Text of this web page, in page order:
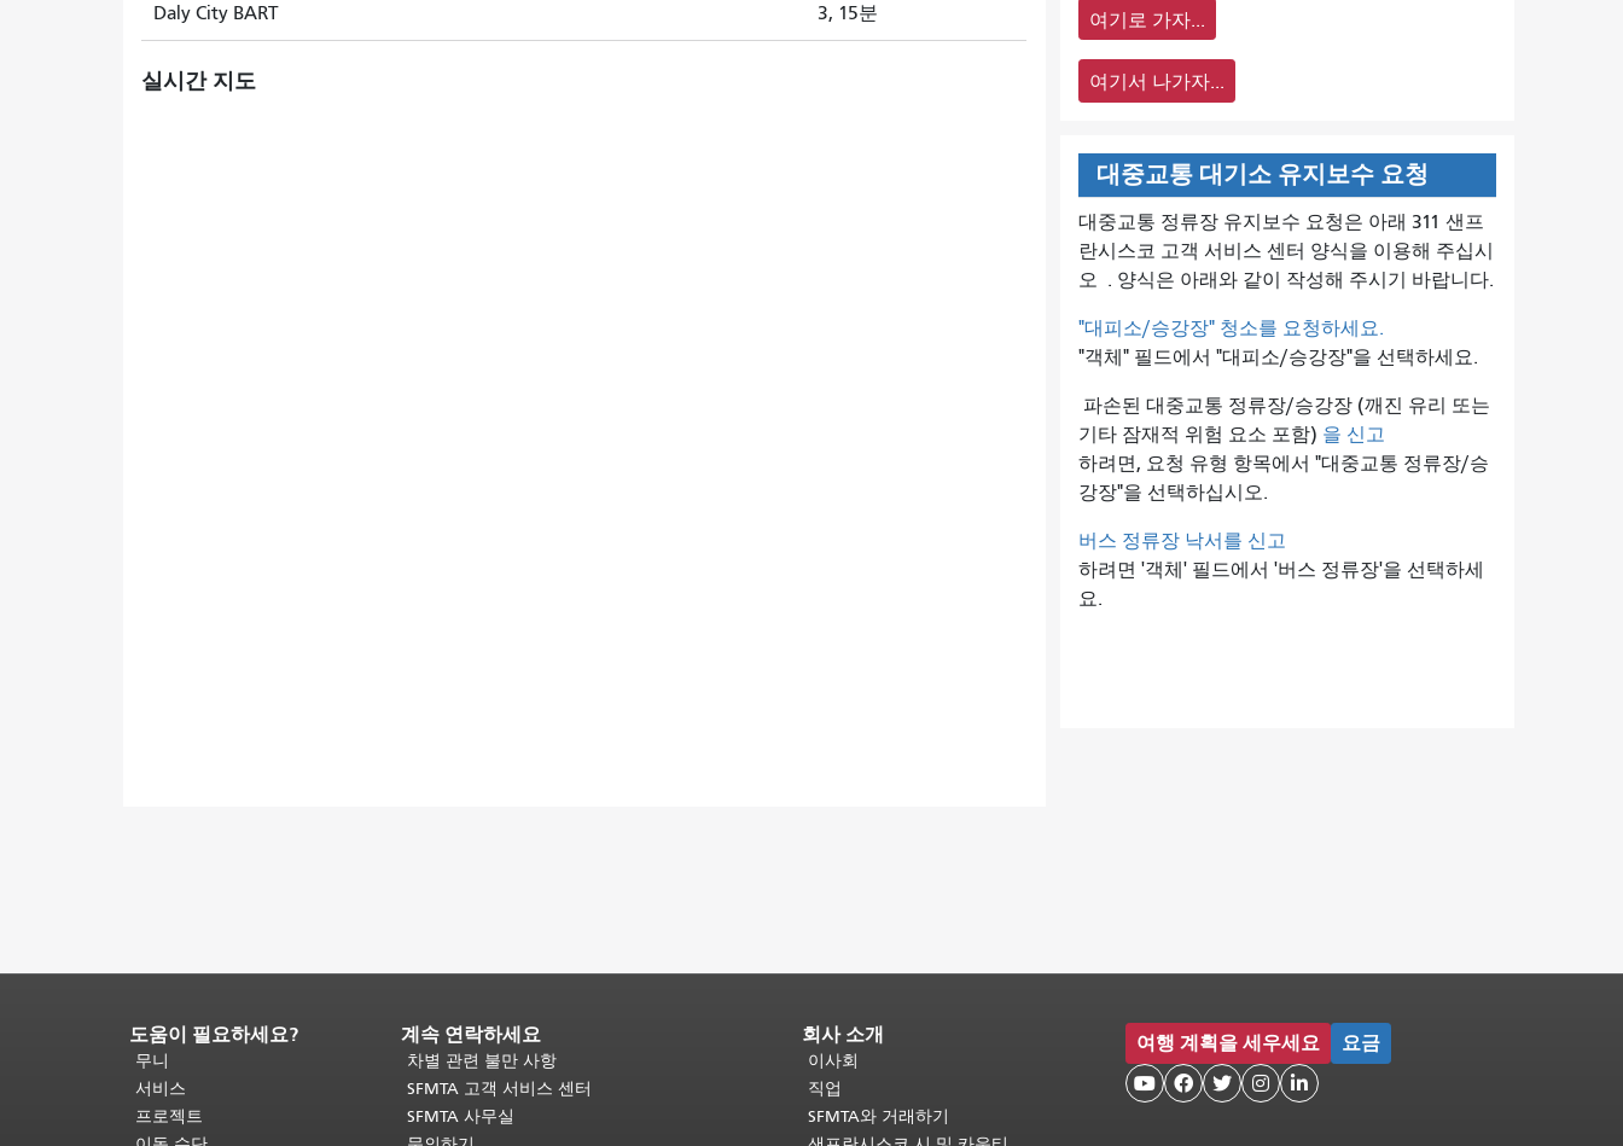
Daly City BART 3, 15분
실시간 지도
여기로 가자...
여기서 나가자...
대중교통 대기소 유지보수 요청
대중교통 정류장 유지보수 요청은 아래 311 샌프
란시스코 고객 서비스 센터 양식을 이용해 주십시
오 . 양식은 아래와 같이 작성해 주시기 바랍니다.
"대피소/승강장" 청소를 요청하세요.
"객체" 필드에서 "대피소/승강장"을 선택하세요.
파손된 대중교통 정류장/승강장 (깨진 유리 또는
기타 잠재적 위험 요소 포함) 을 신고
하려면, 요청 유형 항목에서 "대중교통 정류장/승
강장"을 선택하십시오.
버스 정류장 낙서를 신고
하려면 '객체' 필드에서 '버스 정류장'을 선택하세
요.
페
이
지
내
용
도움이 필요하세요?
무니
서비스
프로젝트
계속 연락하세요
차별 관련 불만 사항
SFMTA 고객 서비스 센터
SFMTA 사무실
회사 소개
이사회
직업
SFMTA와 거래하기
여행 계획을 세우세요 요금
    